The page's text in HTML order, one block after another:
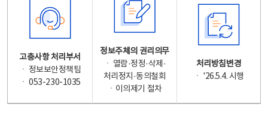
고충사항 처리부서
ㆍ 정보보안정책팀
ㆍ 053-230-1035
정보주체의 권리의무
ㆍ 열람·정정·삭제·
처리정지·동의철회
ㆍ이의제기 절차
처리방침변경
ㆍ '26.5.4. 시행